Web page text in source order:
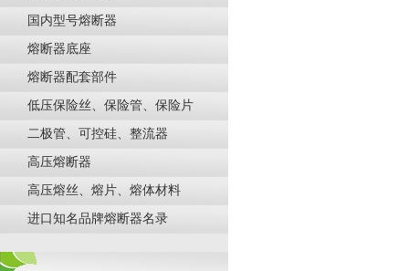
国内型号熔断器
熔断器底座
熔断器配套部件
低压保险丝、保险管、保险片
二极管、可控硅、整流器
高压熔断器
高压熔丝、熔片、熔体材料
进口知名品牌熔断器名录